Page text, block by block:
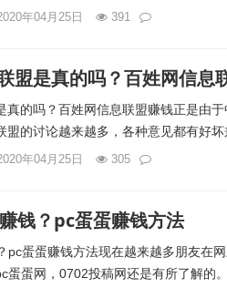
年04月25日 391
盟是真的吗？百姓网信息
真的吗？百姓网信息联盟赚钱正是由
盟的讨论越来越多，各种意见都有好坏
年04月25日 305
钱？pc蛋蛋赚钱方法
pc蛋蛋赚钱方法现在越来越多朋友在
蛋蛋网，0702投稿网还是有所了解的